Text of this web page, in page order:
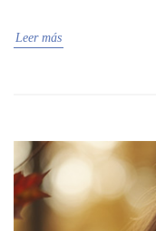
Leer más